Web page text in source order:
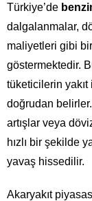
Türkiye’de
dalgalanmalar,
maliyetleri gibi
göstermektedir.
tüketicilerin yakıt
doğrudan
artışlar veya
hızlı bir şekilde
yavaş hissedilir.
Akaryakıt